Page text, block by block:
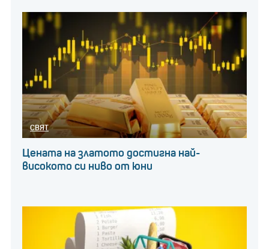
СВЯТ
Цената на златото достигна най-
високото си ниво от юни